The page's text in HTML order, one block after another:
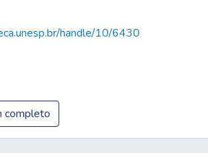
handle/10/6430
completo